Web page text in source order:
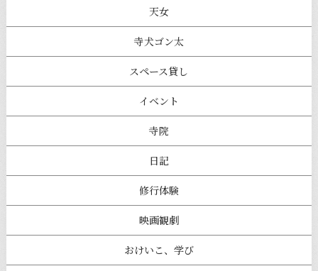
天女
寺犬ゴン太
スペース貸し
イベント
寺院
日記
修行体験
映画観劇
おけいこ、学び